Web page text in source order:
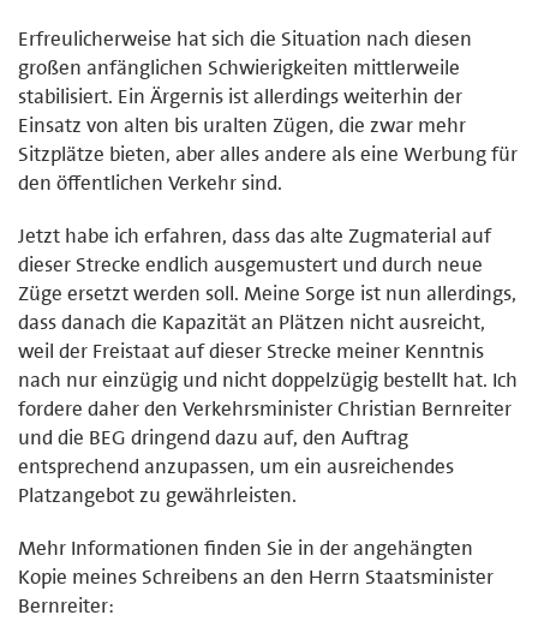
Erfreulicherweise hat sich die Situation nach diesen
großen anfänglichen Schwierigkeiten mittlerweile
stabilisiert. Ein Ärgernis ist allerdings weiterhin der
Einsatz von alten bis uralten Zügen, die zwar mehr
Sitzplätze bieten, aber alles andere als eine Werbung für
den öffentlichen Verkehr sind.
Jetzt habe ich erfahren, dass das alte Zugmaterial auf
dieser Strecke endlich ausgemustert und durch neue
Züge ersetzt werden soll. Meine Sorge ist nun allerdings,
dass danach die Kapazität an Plätzen nicht ausreicht,
weil der Freistaat auf dieser Strecke meiner Kenntnis
nach nur einzügig und nicht doppelzügig bestellt hat. Ich
fordere daher den Verkehrsminister Christian Bernreiter
und die BEG dringend dazu auf, den Auftrag
entsprechend anzupassen, um ein ausreichendes
Platzangebot zu gewährleisten.
Mehr Informationen finden Sie in der angehängten
Kopie meines Schreibens an den Herrn Staatsminister
Bernreiter: